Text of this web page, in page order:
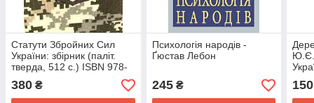
Статути Збройних Сил
України: збірник (паліт.
тверда, 512 с.) ISBN 978-
966-437-197-8
380 ₴
Психологія народів -
Ґюстав Лебон
245₴
Ю.Є.
150